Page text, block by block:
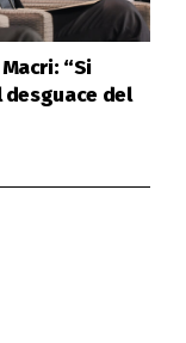
“Si
del